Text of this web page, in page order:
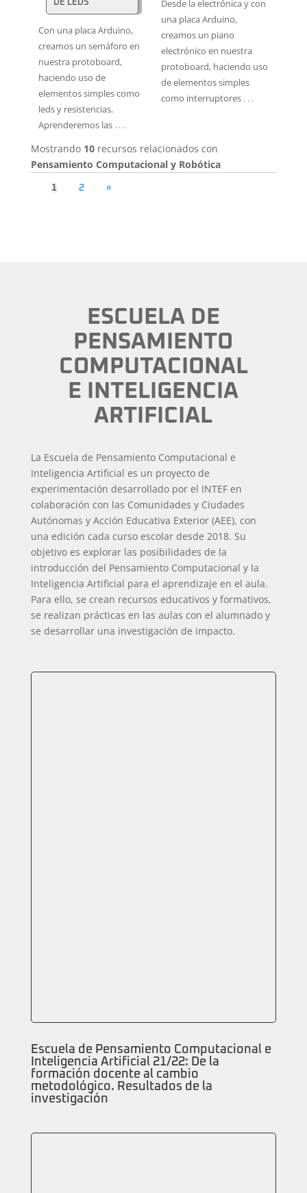
DE LEDS
Con una placa Arduino,
creamos un semáforo en
nuestra protoboard,
haciendo uso de
elementos simples como
leds y resistencias.
Aprenderemos las. . .
Desde la electrónica y con
una placa Arduino,
creamos un piano
electrónico en nuestra
protoboard, haciendo uso
de elementos simples
como interruptores . . .
Mostrando 10recursos relacionados con
Pensamiento Computacional y Robótica
1 2 »
ESCUELA DE
PENSAMIENTO
COMPUTACIONAL
E INTELIGENCIA
ARTIFICIAL
La Escuela de Pensamiento Computacional e
Inteligencia Artificial es un proyecto de
experimentación desarrollado por el INTEF en
colaboración con las Comunidades y Ciudades
Autónomas y Acción Educativa Exterior (AEE), con
una edición cada curso escolar desde 2018. Su
objetivo es explorar las posibilidades de la
introducción del Pensamiento Computacional y la
Inteligencia Artificial para el aprendizaje en el aula.
Para ello, se crean recursos educativos y formativos,
se realizan prácticas en las aulas con el alumnado y
se desarrollar una investigación de impacto.
Escuela de Pensamiento Computacional e
Inteligencia Artificial 21/22: De la
formación docente al cambio
metodológico. Resultados de la
investigación